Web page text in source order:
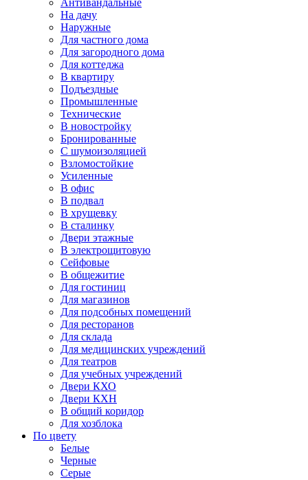
Антивандальные
На дачу
Наружные
Для частного дома
Для загородного дома
Для коттеджа
В квартиру
Подъездные
Промышленные
Технические
В новостройку
Бронированные
С шумоизоляцией
Взломостойкие
Усиленные
В офис
В подвал
В хрущевку
В сталинку
Двери этажные
В электрощитовую
Сейфовые
В общежитие
Для гостиниц
Для магазинов
Для подсобных помещений
Для ресторанов
Для склада
Для медицинских учреждений
Для театров
Для учебных учреждений
Двери КХО
Двери КХН
В общий коридор
Для хозблока
По цвету
Белые
Черные
Серые